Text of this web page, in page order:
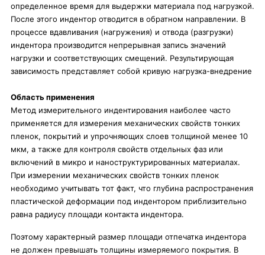
определенное время для выдержки материала под нагрузкой.
После этого индентор отводится в обратном направлении. В
процессе вдавливания (нагружения) и отвода (разгрузки)
индентора производится непрерывная запись значений
нагрузки и соответствующих смещений. Результирующая
зависимость представляет собой кривую нагрузка-внедрение
Область применения
Метод измерительного индентирования наиболее часто
применяется для измерения механических свойств тонких
пленок, покрытий и упрочняющих слоев толщиной менее 10
мкм, а также для контроля свойств отдельных фаз или
включений в микро и наноструктурированных материалах.
При измерении механических свойств тонких пленок
необходимо учитывать тот факт, что глубина распространения
пластической деформации под индентором приблизительно
равна радиусу площади контакта индентора.
Поэтому характерный размер площади отпечатка индентора
не должен превышать толщины измеряемого покрытия. В